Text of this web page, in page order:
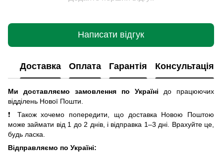
Написати відгук
Доставка Оплата Гарантія Консультація
Ми доставляємо замовлення по Україні
до працюючих
відділень Нової Пошти
❗ Також хочемо попередити, що доставка Новою Поштою
може займати від 1 до 2 днів, і відправка 1–3 дні. Врахуйте це,
будь ласка.
Відправляємо по Україні: